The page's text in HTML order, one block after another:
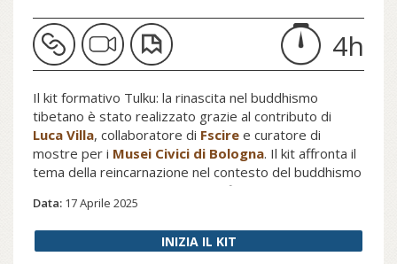
4h
Il kit formativo Tulku: la rinascita nel buddhismo
tibetano è stato realizzato grazie al contributo di
Luca Villa, collaboratore di Fscire e curatore di
mostre per i Musei Civici di Bologna. Il kit affronta il
tema della reincarnazione nel contesto del buddhismo
himalayano, con riferimento alla figura del Dalai Lama
e dei grandi abati e lama del Tibet
Data: 17 Aprile 2025
INIZIA IL KIT